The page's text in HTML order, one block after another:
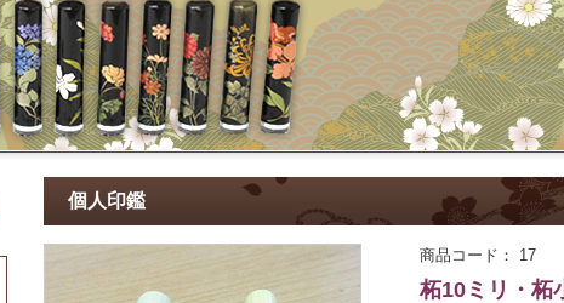
個人印鑑
商品コード： 17
柘10ミリ・柘